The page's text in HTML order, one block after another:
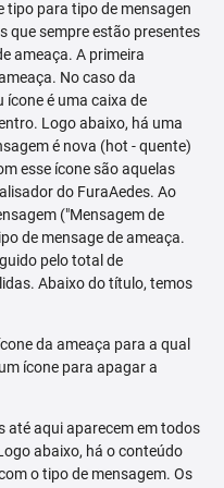
tipo para tipo de mensagen
que sempre estão presentes
ameaça. A primeira
No caso da
ícone é uma caixa de
Logo abaixo, há uma
é nova (hot - quente)
esse ícone são aquelas
do FuraAedes. Ao
("Mensagem de
de mensage de ameaça.
pelo total de
Abaixo do título, temos
da ameaça para a qual
ícone para apagar a
até aqui aparecem em todos
abaixo, há o conteúdo
o tipo de mensagem. Os